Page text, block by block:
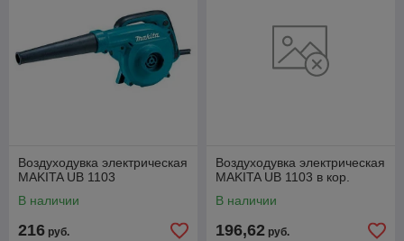
Воздуходувка электрическая
MAKITA UB 1103
В наличии
216 руб.
Воздуходувка электрическая
MAKITA UB 1103 в кор.
В наличии
196,62 руб.